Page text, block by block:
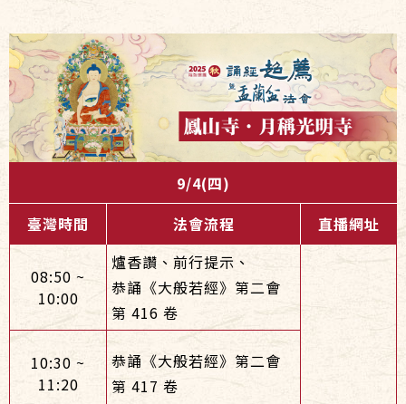
9/4(四)
臺灣時間
法會流程 直播網址
08:50 ~
10:00
爐香讚、前行提示、
恭誦《大般若經》第二會
第 416 卷
10:30 ~
11:20
恭誦《大般若經》第二會
第 417 卷